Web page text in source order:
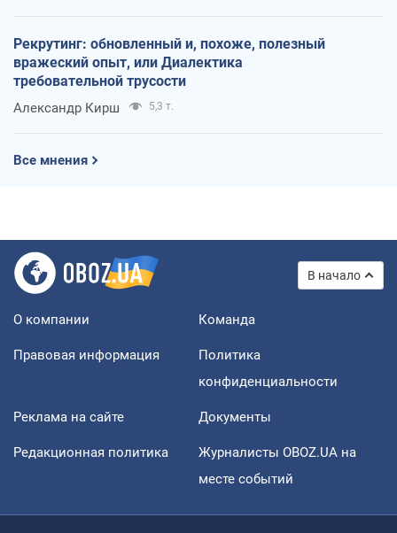
Рекрутинг: обновленный и, похоже, полезный
вражеский опыт, или Диалектика
требовательной трусости
Александр Кирш 5,3 т.
Все мнения
В начало
О компании Команда
Правовая информация
Политика
конфиденциальности
Реклама на сайте Документы
Редакционная политика
Журналисты OBOZ.UA на
месте событий